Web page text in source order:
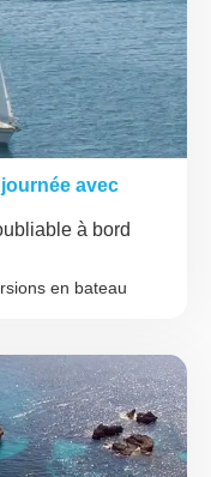
avec
à bord
en bateau